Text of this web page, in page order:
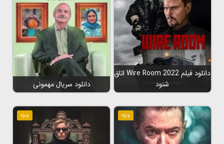
دانلود فیلم Wire Room 2022 اتاق
شنود
دانلود سریال مهمونی
ویژه ویژه